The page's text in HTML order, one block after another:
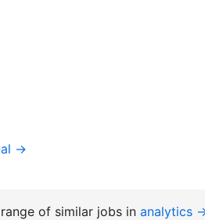
→
of similar jobs in analytics